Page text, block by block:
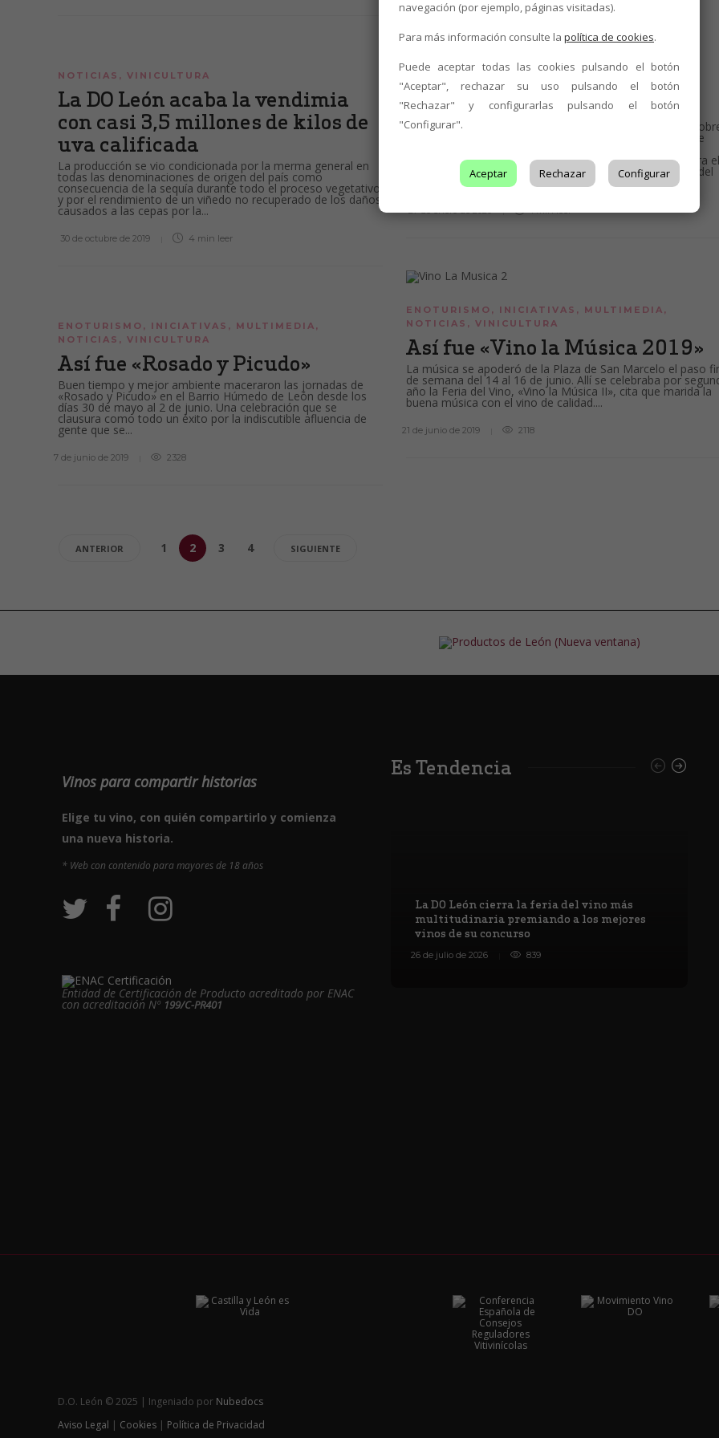
Viticultura y Cambio
Climático
El grupo de investigación Propuestas Multidisciplinares
Ecosistemas Vegetales (PROMUEVE) de la Universidad de
“Viticultura y cambio climático: retos y oportunidades para el
medio rural” Su objetivo es determinar posibles efectos del
cambio climático en la distribución de las...
27 de enero de 2020 1 minleer
NOTICIAS , VINICULTURA
La DO León acaba la vendimia
con casi 3,5 millones de kilos de
uva calificada
La producción se vio condicionada por la merma general en
todas las denominaciones de origen del país como
consecuencia de la sequía durante todo el proceso vegetativo
y por el rendimiento de un viñedo no recuperado de los daños
causados a las cepas por la...
30 de octubre de 2019 4 min leer
ENOTURISMO , INICIATIVAS , MULTIMEDIA ,
NOTICIAS , VINICULTURA
Así fue «Vino la Música 2019»
La música se apoderó de la Plaza de San Marcelo el paso
de semana del 14 al 16 de junio. Allí se celebraba por
año la Feria del Vino, «Vino la Música II», cita que marida la
buena música con el vino de calidad....
21 de junio de 2019 2118
ENOTURISMO , INICIATIVAS , MULTIMEDIA ,
NOTICIAS , VINICULTURA
Así fue «Rosado y Picudo»
Buen tiempo y mejor ambiente maceraron las jornadas de
«Rosado y Picudo» en el Barrio Húmedo de León desde los
días 30 de mayo al 2 de junio. Una celebración que se
clausura como todo un éxito por la indiscutible afluencia de
gente que se...
7 de junio de 2019 2328
ANTERIOR 1 2 3 4 SIGUIENTE
Vinos para compartir historias
Elige tu vino, con quién compartirlo y comienza
una nueva historia.
* Web con contenido para mayores de 18 años
Entidad de Certificación de Producto acreditado por ENAC
con acreditación Nº 199/C-PR401
Es Tendencia
La DO León cierra la feria del vino más
multitudinaria premiando a los mejores
vinos de su concurso
26 de julio de 2026 839
D.O. León © 2025 | Ingeniado por Nubedocs
Aviso Legal | Cookies | Política de Privacidad
navegación (por ejemplo, páginas visitadas).
Para más información consulte la política de cookies.
Puede aceptar todas las cookies pulsando el botón
"Aceptar", rechazar su uso pulsando el botón
"Rechazar" y configurarlas pulsando el botón
"Configurar".
Aceptar Rechazar Configurar